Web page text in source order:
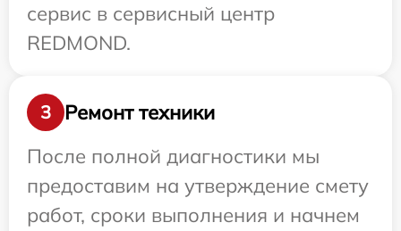
сервис в сервисный центр
REDMOND.
3
Ремонт техники
После полной диагностики мы
предоставим на утверждение смету
работ, сроки выполнения и начнем